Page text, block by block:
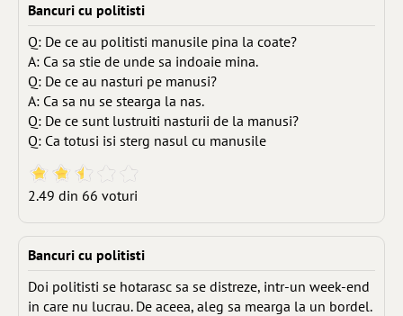
Bancuri cu politisti
Q: De ce au politisti manusile pina la coate?
A: Ca sa stie de unde sa indoaie mina.
Q: De ce au nasturi pe manusi?
A: Ca sa nu se stearga la nas.
Q: De ce sunt lustruiti nasturii de la manusi?
Q: Ca totusi isi sterg nasul cu manusile
2.49 din 66 voturi
Bancuri cu politisti
Doi politisti se hotarasc sa se distreze, intr-un week-end
in care nu lucrau. De aceea, aleg sa mearga la un bordel.